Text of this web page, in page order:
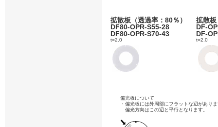
拡散板（透過率：80％）
DF80-OPR-S55-28
DF80-OPR-S70-43
t=2.0
拡散
DF-
DF-
t=2.0
偏光板について
・偏光板には外周部にフラットな辺があり
偏光方向はこの辺と平行となります。